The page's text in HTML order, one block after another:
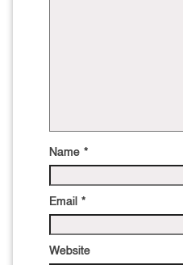
Name *
Email *
Website